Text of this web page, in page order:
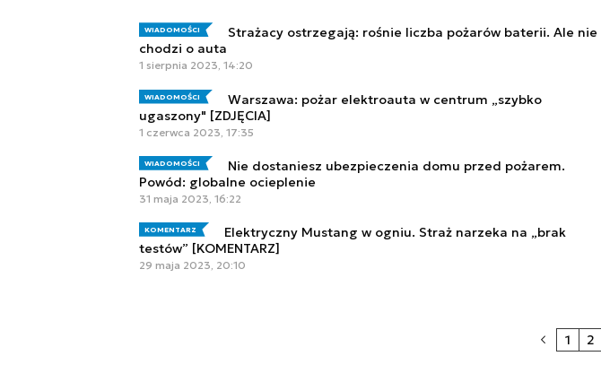
WIADOMOŚCI
Strażacy ostrzegają: rośnie liczba pożarów baterii. Ale nie
chodzi o auta
1 sierpnia 2023, 14:20
WIADOMOŚCI
Warszawa: pożar elektroauta w centrum „szybko
ugaszony" [ZDJĘCIA]
1 czerwca 2023, 17:35
WIADOMOŚCI
Nie dostaniesz ubezpieczenia domu przed pożarem.
Powód: globalne ocieplenie
31 maja 2023, 16:22
KOMENTARZ
Elektryczny Mustang w ogniu. Straż narzeka na „brak
testów” [KOMENTARZ]
29 maja 2023, 20:10
1 2